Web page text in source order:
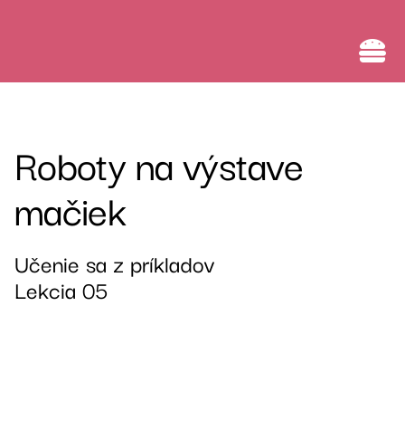
Roboty na výstave
mačiek
Učenie sa z príkladov
Lekcia 05